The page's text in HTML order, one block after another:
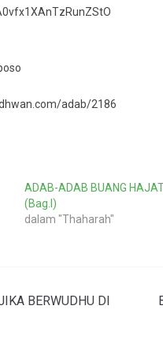
adab/2186
ADAB-ADAB BUANG
(Bag.I)
dalam "Thaharah"
BERWUDHU DI